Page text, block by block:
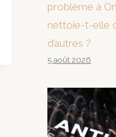
problème à
nettoie-t-elle
d’autres ?
5 août 2026